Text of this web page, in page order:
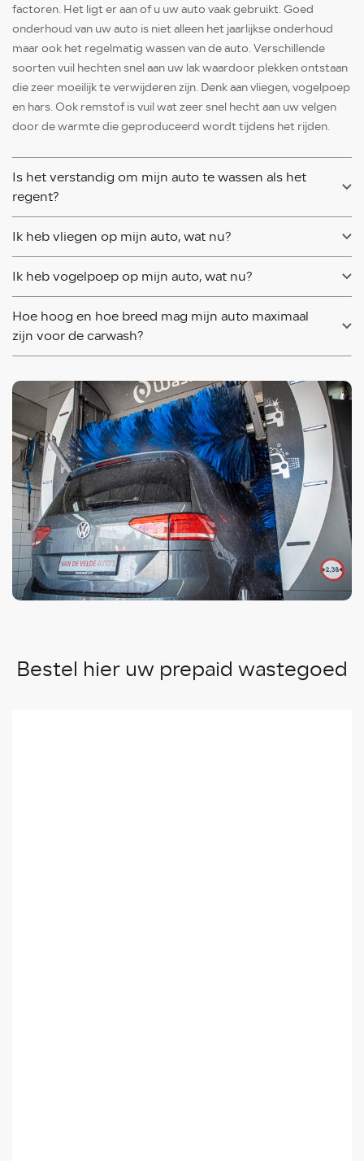
factoren. Het ligt er aan of u uw auto vaak gebruikt. Goed
onderhoud van uw auto is niet alleen het jaarlijkse onderhoud
maar ook het regelmatig wassen van de auto. Verschillende
soorten vuil hechten snel aan uw lak waardoor plekken ontstaan
die zeer moeilijk te verwijderen zijn. Denk aan vliegen, vogelpoep
en hars. Ook remstof is vuil wat zeer snel hecht aan uw velgen
door de warmte die geproduceerd wordt tijdens het rijden.
Is het verstandig om mijn auto te wassen als het
regent?
Ik heb vliegen op mijn auto, wat nu?
Ik heb vogelpoep op mijn auto, wat nu?
Hoe hoog en hoe breed mag mijn auto maximaal
zijn voor de carwash?
Bestel hier uw prepaid wastegoed